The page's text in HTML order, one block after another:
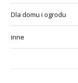
Dla domu i ogrodu
inne